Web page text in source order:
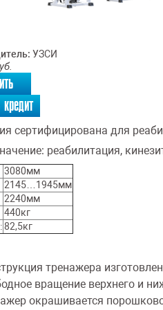
УЗСИ
сертифицирована для
реабилитация,
3080мм
2145…1945мм
2240мм
440кг
82,5кг
тренажера
вращение верхнего и
окрашивается